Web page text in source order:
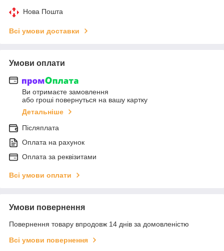
Нова Пошта
Всі умови доставки
Умови оплати
Ви отримаєте замовлення
або гроші повернуться на вашу картку
Детальніше
Післяплата
Оплата на рахунок
Оплата за реквізитами
Всі умови оплати
Умови повернення
Повернення товару впродовж 14 днів за домовленістю
Всі умови повернення